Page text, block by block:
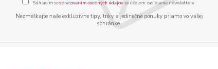
Súhlasím sospracovaním osobných údajov za účelom zasielania newslettera.
Nezmeškajte naše exkluzívne tipy, triky a jedinečné ponuky priamo vo vašej
schránke.